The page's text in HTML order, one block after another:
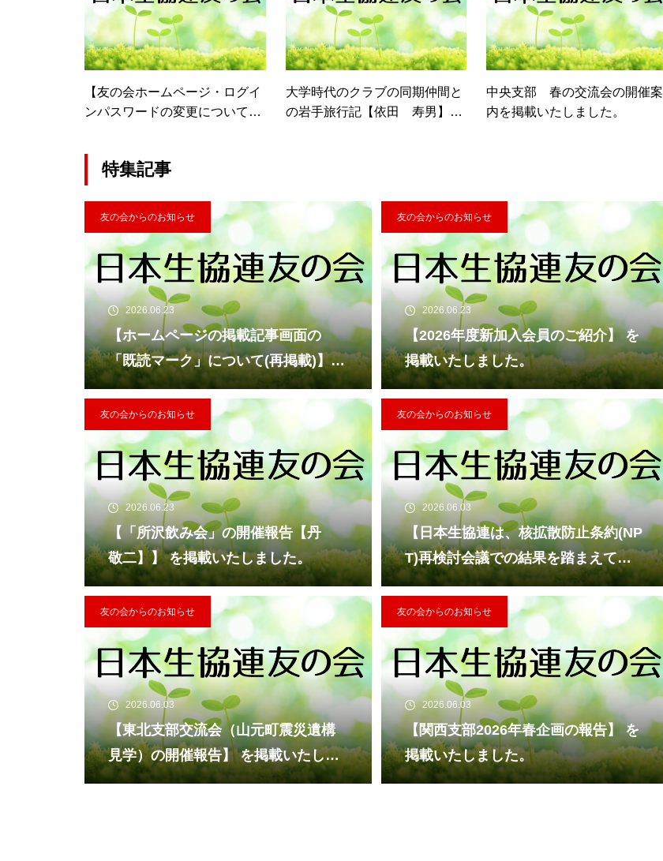
【友の会ホームページ・ログイ
ンパスワードの変更について
た。
大学時代のクラブの同期仲間と
の岩手旅行記【依田 寿男】を
中央支部 春の交流会の開催案
内を掲載いたしました。
特集記事
友の会からのお知らせ
2026.06.23
【ホームページの掲載記事画面の
「既読マーク」について(再掲載)】
を掲載いたしました。
友の会からのお知らせ
2026.06.23
【2026年度新加入会員のご紹介】 を
掲載いたしました。
友の会からのお知らせ
2026.06.23
【「所沢飲み会」の開催報告【丹
敬二】】 を掲載いたしました。
友の会からのお知らせ
2026.06.03
【日本生協連は、核拡散防止条約(NP
T)再検討会議での結果を踏まえて、
緊急声明を発信しました。】 を掲載
いたしました。
友の会からのお知らせ
2026.06.03
【東北支部交流会（山元町震災遺構
見学）の開催報告】 を掲載いたしま
した。
友の会からのお知らせ
2026.06.03
【関西支部2026年春企画の報告】 を
掲載いたしました。